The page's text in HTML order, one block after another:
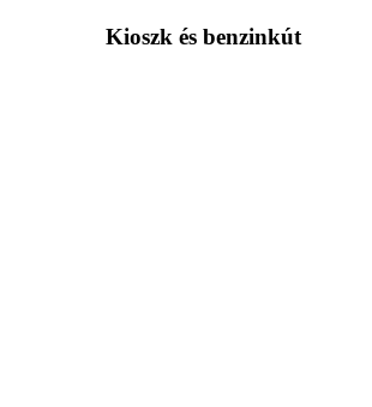
Kioszk és benzinkút